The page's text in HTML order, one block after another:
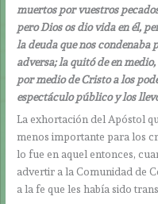
muertos por vuestros
pero Dios os dio vida en él,
la deuda que nos condenaba
adversa; la quitó de en
por medio de Cristo a los
espectáculo público y los
La exhortación del Apóstol
menos importante para los
lo fue en aquel entonces,
advertir a la Comunidad de
a la fe que les había sido